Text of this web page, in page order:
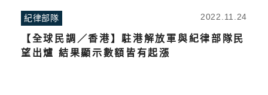
紀律部隊 2022.11.24
【全球民調／香港】駐港解放軍與紀律部隊民
望出爐 結果顯示數額皆有起漲